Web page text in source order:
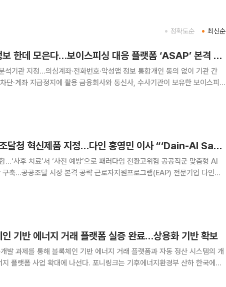
최신순
정확도순
금융·통신·수사정보 한데 모은다…보이스피싱 대응 플랫폼 ‘ASAP’ 본격 가동
석기관 지정…의심계좌·전화번호·악성앱 정보 통합개인 동의 없이 기관 간
용 금융회사와 통신사, 수사기관이 보유한 보이스피
보를 결합해 범죄 전화번호 차단과 계좌 지급정지 등 피해
EAP 업계 최초 조달청 혁신제품 지정…다인 홍영민 이사 “‘Dain-AI Safety’, 공공 심리안전의 새 기준 될 것”
…‘사후 치료’서 ‘사전 예방’으로 패러다임 전환고위험 공공직군 맞춤형 AI
본격 공략 근로자지원프로그램(EAP) 전문기업 다인의
됐다. 임직원이 직접
기반 에너지 거래 플랫폼 실증 완료…상용화 기반 확보
발 과제를 통해 블록체인 기반 에너지 거래 플랫폼과 자동 정산 시스템의 개
에 나선다. 포니링크는 기후에너지환경부 산하 한국에너